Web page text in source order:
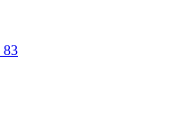
83